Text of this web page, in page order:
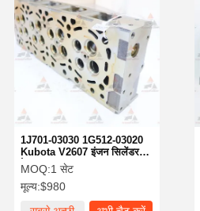
1J701-03030 1G512-03020
Kubota V2607 इंजन सिलेंडर
हेड OEM
MOQ:1 सेट
मूल्य:$980